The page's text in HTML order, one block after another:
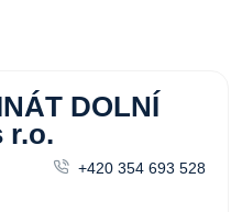
DOLNÍ
r.o.
+420 354 693 528